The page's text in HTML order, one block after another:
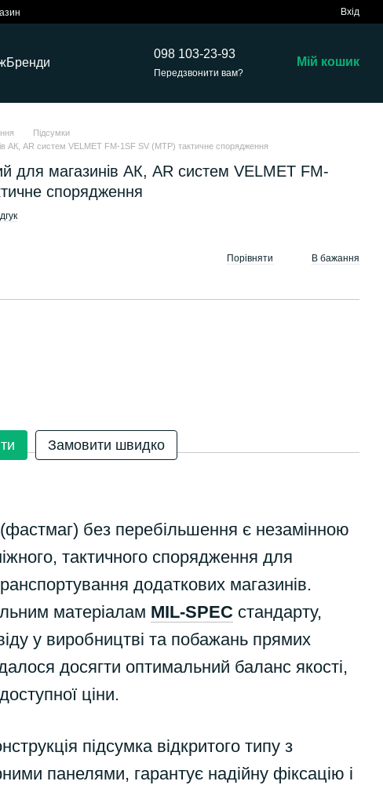
Вхід
Бренди
098 103-23-93
Передзвонити вам?
Мій кошик
Підсумки
АК, AR систем VELMET FM-1SF SV (MTP) тактичне спорядження
для магазинів АК, AR систем VELMET FM-
спорядження
Порівняти В бажання
Замовити швидко
без перебільшення є незамінною
тактичного спорядження для
додаткових магазинів.
матеріалам MIL-SPEC стандарту,
у виробництві та побажань прямих
досягти оптимальний баланс якості,
ціни.
підсумка відкритого типу з
панелями, гарантує надійну фіксацію і